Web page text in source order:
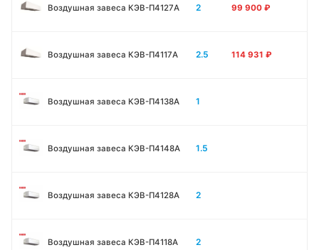
Воздушная завеса КЭВ-П4127A 2 99 900 ₽
Воздушная завеса КЭВ-П4117A 2.5 114 931 ₽
Воздушная завеса КЭВ-П4138А 1
Воздушная завеса КЭВ-П4148А 1.5
Воздушная завеса КЭВ-П4128А 2
Воздушная завеса КЭВ-П4118А 2